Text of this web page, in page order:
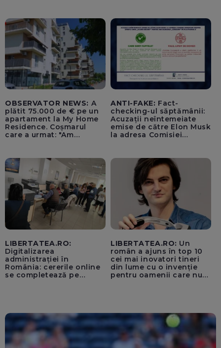
OBSERVATOR NEWS: A
plătit 75.000 de € pe un
apartament la My Home
Residence. Coșmarul
care a urmat: "Am
ANTI-FAKE: Fact-
checking-ul săptămânii:
Acuzații neîntemeiate
emise de către Elon Musk
la adresa Comisiei
pentru instaurarea
„cenzurii” pe platforma X
LIBERTATEA.RO:
Digitalizarea
administrației în
România: cererile online
se completează pe
LIBERTATEA.RO: Un
român a ajuns în top 10
cei mai inovatori tineri
din lume cu o invenție
pentru oamenii care nu